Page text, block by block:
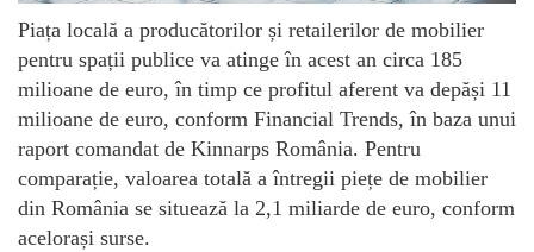
Piața locală a producătorilor și retailerilor de mobilier
pentru spații publice va atinge în acest an circa 185
milioane de euro, în timp ce profitul aferent va depăși 11
milioane de euro, conform Financial Trends, în baza unui
raport comandat de Kinnarps România. Pentru
comparație, valoarea totală a întregii piețe de mobilier
din România se situează la 2,1 miliarde de euro, conform
acelorași surse.